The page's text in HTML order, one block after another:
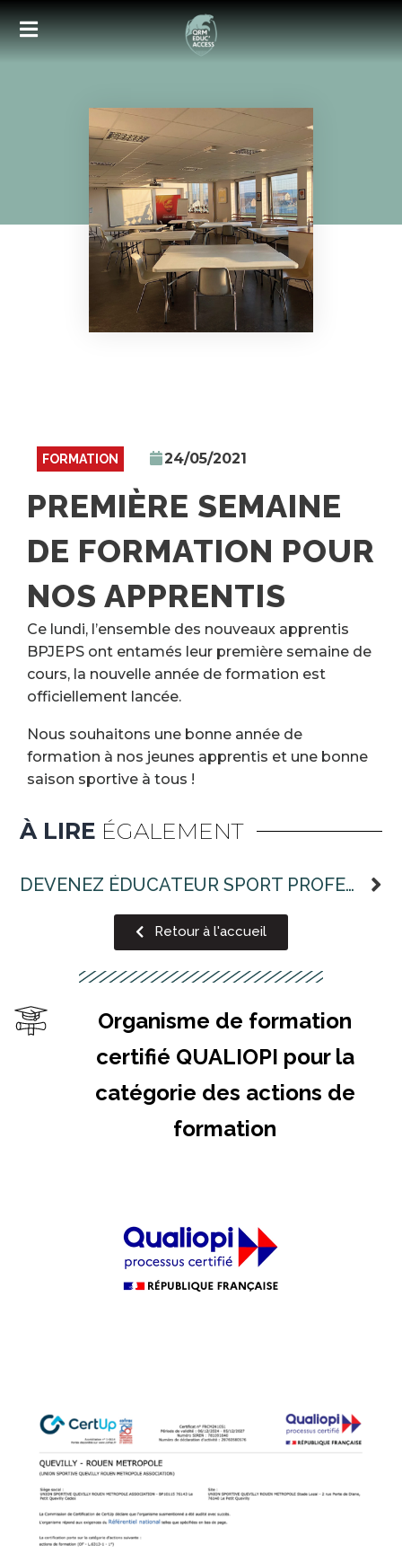
Accueil
Nos formations
Inscription
Documents
Taxe d’apprentissage
Médias
FORMATION 24/05/2021
PREMIÈRE SEMAINE
DE FORMATION POUR
NOS APPRENTIS
Ce lundi, l’ensemble des nouveaux apprentis
BPJEPS ont entamés leur première semaine de
cours, la nouvelle année de formation est
officiellement lancée.
Nous souhaitons une bonne année de
formation à nos jeunes apprentis et une bonne
saison sportive à tous !
À LIRE ÉGALEMENT
DEVENEZ ÉDUCATEUR SPORT PROFESSIONNEL
Retour à l'accueil
Organisme de formation
certifié QUALIOPI pour la
catégorie des actions de
formation